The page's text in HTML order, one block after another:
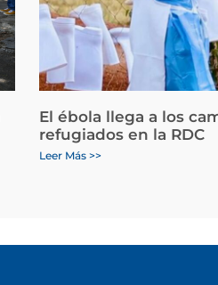
El ébola llega a los
refugiados en la RDC
Leer Más >>